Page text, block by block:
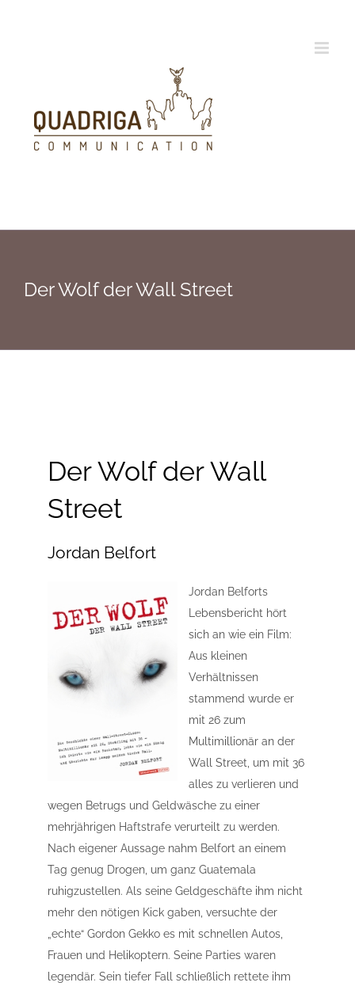
Der Wolf der Wall Street
Der Wolf der Wall
Street
Jordan Belfort
Jordan Belforts
Lebensbericht hört
sich an wie ein Film:
Aus kleinen
Verhältnissen
stammend wurde er
mit 26 zum
Multimillionär an der
Wall Street, um mit 36
alles zu verlieren und
wegen Betrugs und Geldwäsche zu einer
mehrjährigen Haftstrafe verurteilt zu werden.
Nach eigener Aussage nahm Belfort an einem
Tag genug Drogen, um ganz Guatemala
ruhigzustellen. Als seine Geldgeschäfte ihm nicht
mehr den nötigen Kick gaben, versuchte der
„echte“ Gordon Gekko es mit schnellen Autos,
Frauen und Helikoptern. Seine Parties waren
legendär. Sein tiefer Fall schließlich rettete ihm